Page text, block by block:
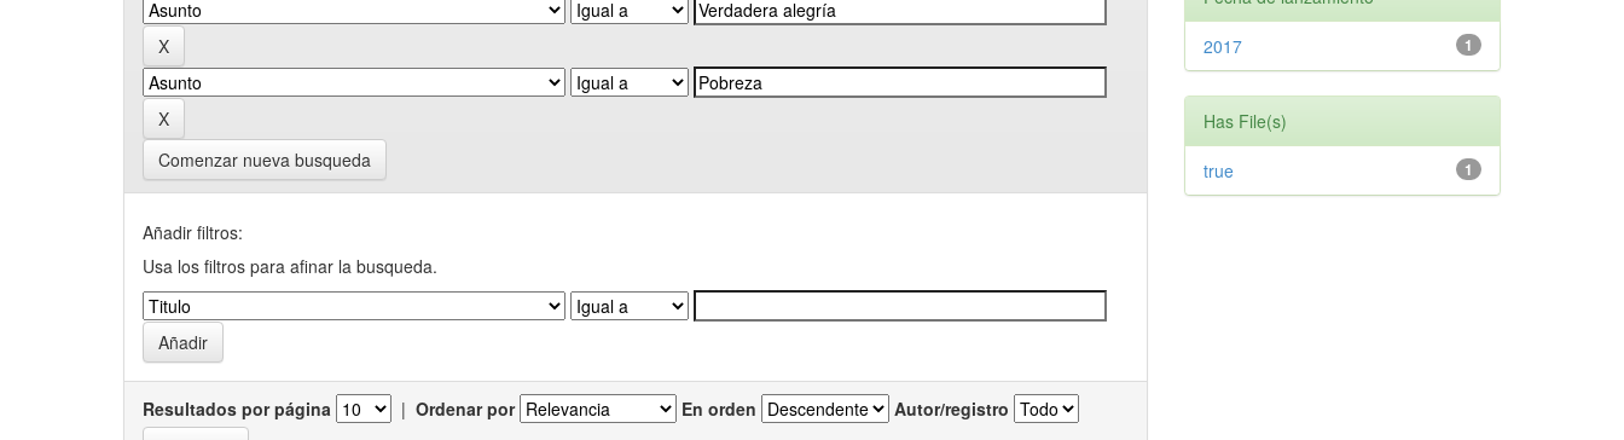
Comenzar nueva busqueda
Añadir filtros:
Usa los filtros para afinar la busqueda.
Resultados por página | Ordenar por En orden Autor/registro
1
2017
Has File(s)
1
true